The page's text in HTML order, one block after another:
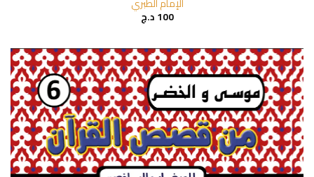
الإمام الطبري
100د.ج